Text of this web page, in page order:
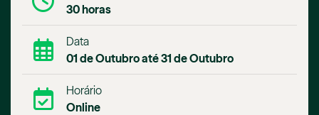
30 horas
Data
01 de Outubro até 31 de Outubro
Horário
Online